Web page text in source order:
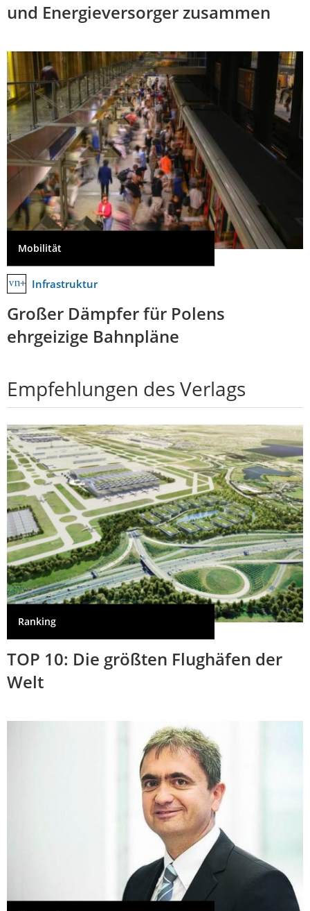
und Energieversorger zusammen
Mobilität
Infrastruktur
Großer Dämpfer für Polens
ehrgeizige Bahnpläne
Empfehlungen des Verlags
Ranking
TOP 10: Die größten Flughäfen der
Welt